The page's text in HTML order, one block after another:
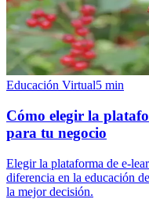
Educación Virtual5 min
Cómo elegir la
para tu negocio
Elegir la plataforma de e-
diferencia en la educación
la mejor decisión.